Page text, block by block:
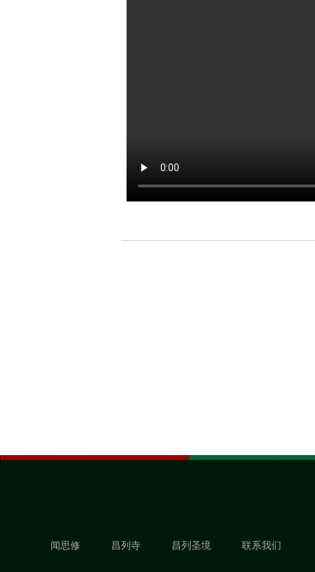
闻思修 昌列寺 昌列圣境 联系我们